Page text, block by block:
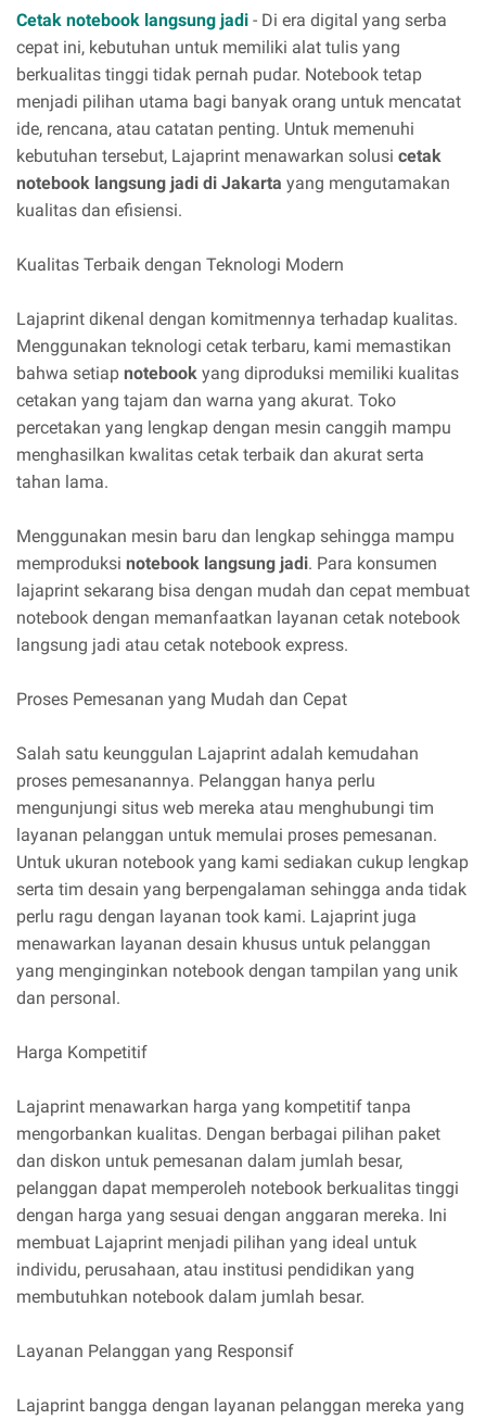
Cetak notebook langsung jadi - Di era digital yang serba
cepat ini, kebutuhan untuk memiliki alat tulis yang
berkualitas tinggi tidak pernah pudar. Notebook tetap
menjadi pilihan utama bagi banyak orang untuk mencatat
ide, rencana, atau catatan penting. Untuk memenuhi
kebutuhan tersebut, Lajaprint menawarkan solusi cetak
notebook langsung jadi di Jakarta yang mengutamakan
kualitas dan efisiensi.
Kualitas Terbaik dengan Teknologi Modern
Lajaprint dikenal dengan komitmennya terhadap kualitas.
Menggunakan teknologi cetak terbaru, kami memastikan
bahwa setiap notebook yang diproduksi memiliki kualitas
cetakan yang tajam dan warna yang akurat. Toko
percetakan yang lengkap dengan mesin canggih mampu
menghasilkan kwalitas cetak terbaik dan akurat serta
tahan lama.
Menggunakan mesin baru dan lengkap sehingga mampu
memproduksi notebook langsung jadi. Para konsumen
lajaprint sekarang bisa dengan mudah dan cepat membuat
notebook dengan memanfaatkan layanan cetak notebook
langsung jadi atau cetak notebook express.
Proses Pemesanan yang Mudah dan Cepat
Salah satu keunggulan Lajaprint adalah kemudahan
proses pemesanannya. Pelanggan hanya perlu
mengunjungi situs web mereka atau menghubungi tim
layanan pelanggan untuk memulai proses pemesanan.
Untuk ukuran notebook yang kami sediakan cukup lengkap
serta tim desain yang berpengalaman sehingga anda tidak
perlu ragu dengan layanan took kami. Lajaprint juga
menawarkan layanan desain khusus untuk pelanggan
yang menginginkan notebook dengan tampilan yang unik
dan personal.
Harga Kompetitif
Lajaprint menawarkan harga yang kompetitif tanpa
mengorbankan kualitas. Dengan berbagai pilihan paket
dan diskon untuk pemesanan dalam jumlah besar,
pelanggan dapat memperoleh notebook berkualitas tinggi
dengan harga yang sesuai dengan anggaran mereka. Ini
membuat Lajaprint menjadi pilihan yang ideal untuk
individu, perusahaan, atau institusi pendidikan yang
membutuhkan notebook dalam jumlah besar.
Layanan Pelanggan yang Responsif
Lajaprint bangga dengan layanan pelanggan mereka yang